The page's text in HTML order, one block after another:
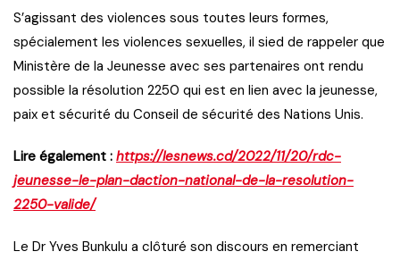
S’agissant des violences sous toutes leurs formes,
spécialement les violences sexuelles, il sied de rappeler que
Ministère de la Jeunesse avec ses partenaires ont rendu
possible la résolution 2250 qui est en lien avec la jeunesse,
paix et sécurité du Conseil de sécurité des Nations Unis.
Lire également : https://lesnews.cd/2022/11/20/rdc-
jeunesse-le-plan-daction-national-de-la-resolution-
2250-valide/
Le Dr Yves Bunkulu a clôturé son discours en remerciant